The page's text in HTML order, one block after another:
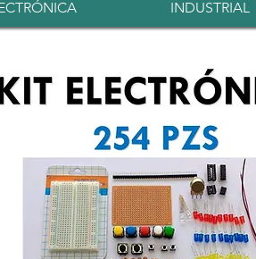
INDUSTRIAL